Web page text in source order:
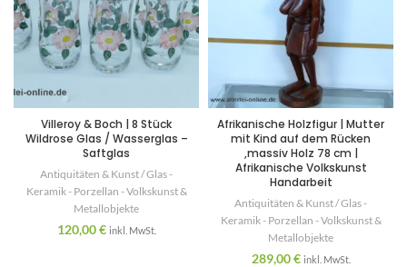
Villeroy & Boch | 8 Stück
Wildrose Glas / Wasserglas –
Saftglas
Antiquitäten & Kunst / Glas -
Keramik - Porzellan - Volkskunst &
Metallobjekte
120,00€ inkl. MwSt.
Afrikanische Holzfigur | Mutter
mit Kind auf dem Rücken
,massiv Holz 78 cm |
Afrikanische Volkskunst
Handarbeit
Antiquitäten & Kunst / Glas -
Keramik - Porzellan - Volkskunst &
Metallobjekte
289,00€ inkl. MwSt.